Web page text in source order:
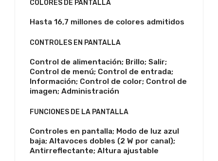
COLORES DE PANTALLA
Hasta 16,7 millones de colores admitidos
CONTROLES EN PANTALLA
Control de alimentación; Brillo; Salir;
Control de menú; Control de entrada;
Información; Control de color; Control de
imagen; Administración
FUNCIONES DE LA PANTALLA
Controles en pantalla; Modo de luz azul
baja; Altavoces dobles (2 W por canal);
Antirreflectante; Altura ajustable